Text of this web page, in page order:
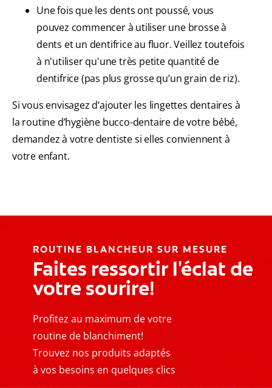
Une fois que les dents ont poussé, vous
pouvez commencer à utiliser une brosse à
dents et un dentifrice au fluor. Veillez toutefois
à n'utiliser qu'une très petite quantité de
dentifrice (pas plus grosse qu’un grain de riz).
Si vous envisagez d’ajouter les lingettes dentaires à
la routine d’hygiène bucco-dentaire de votre bébé,
demandez à votre dentiste si elles conviennent à
votre enfant.
ROUTINE BLANCHEUR SUR MESURE
Faites ressortir l'éclat de
votre sourire!
Profitez au maximum de votre
routine de blanchiment!
Trouvez nos produits adaptés
à vos besoins en quelques clics